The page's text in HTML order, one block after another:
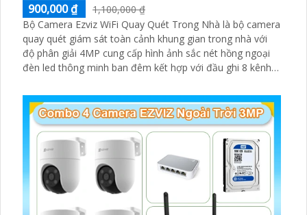
900,000 ₫
1,100,000 ₫
Bộ Camera Ezviz WiFi Quay Quét Trong Nhà là bộ camera
quay quét giám sát toàn cảnh khung gian trong nhà với
độ phân giải 4MP cung cấp hình ảnh sắc nét hồng ngoại
đèn led thông minh ban đêm kết hợp với đầu ghi 8 kênh